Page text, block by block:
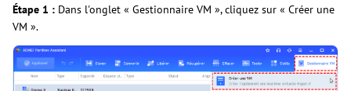
Étape 1 : Dans l'onglet « Gestionnaire VM », cliquez sur « Créer une
VM ».